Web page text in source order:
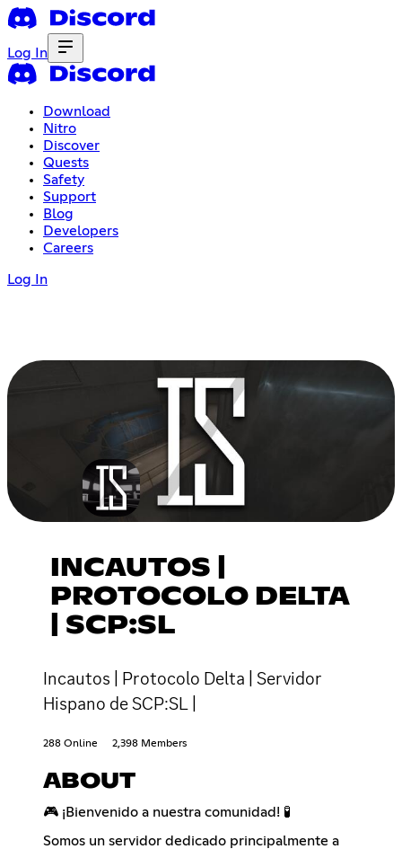
Log In
Download
Nitro
Discover
Quests
Safety
Support
Blog
Developers
Careers
Log In
INCAUTOS |
PROTOCOLO DELTA
| SCP:SL
Incautos | Protocolo Delta | Servidor
Hispano de SCP:SL |
288 Online 2,398 Members
ABOUT
🎮 ¡Bienvenido a nuestra comunidad! 🧪
Somos un servidor dedicado principalmente a